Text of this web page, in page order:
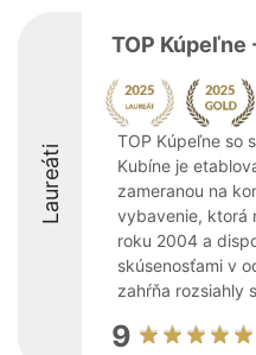
Laureáti
TOP Kúpeľne
TOP Kúpeľne so
Kubíne je
zameranou na
vybavenie, ktorá
roku 2004 a
skúsenosťami v
zahŕňa rozsiahly
9